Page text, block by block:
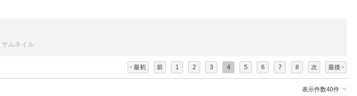
サムネイル
最初 前 1 2 3 4 5 6 7 8 次 最後
表示件数40件